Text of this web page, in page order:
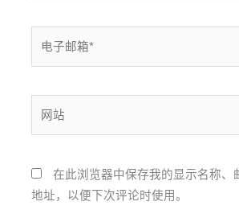
箱
在此浏览器中保存我的显示名称、
地址，以便下次评论时使用。